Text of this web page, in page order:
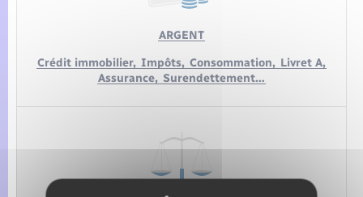
ARGENT
Crédit immobilier, Impôts, Consommation, Livret A,
Assurance, Surendettement…